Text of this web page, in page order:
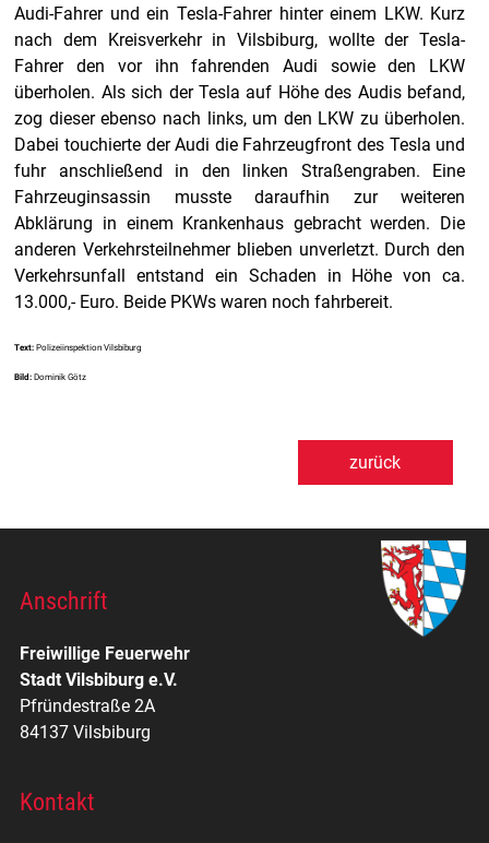
Audi-Fahrer und ein Tesla-Fahrer hinter einem LKW. Kurz
nach dem Kreisverkehr in Vilsbiburg, wollte der Tesla-
Fahrer den vor ihn fahrenden Audi sowie den LKW
überholen. Als sich der Tesla auf Höhe des Audis befand,
zog dieser ebenso nach links, um den LKW zu überholen.
Dabei touchierte der Audi die Fahrzeugfront des Tesla und
fuhr anschließend in den linken Straßengraben. Eine
Fahrzeuginsassin musste daraufhin zur weiteren
Abklärung in einem Krankenhaus gebracht werden. Die
anderen Verkehrsteilnehmer blieben unverletzt. Durch den
Verkehrsunfall entstand ein Schaden in Höhe von ca.
13.000,- Euro. Beide PKWs waren noch fahrbereit.
Text: Polizeiinspektion Vilsbiburg
Bild: Dominik Götz
zurück
Anschrift
Freiwillige Feuerwehr
Stadt Vilsbiburg e.V.
Pfründestraße 2A
84137 Vilsbiburg
Kontakt